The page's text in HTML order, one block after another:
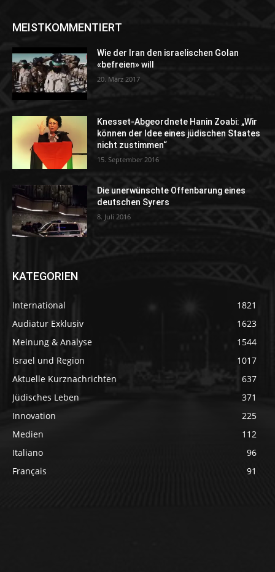
MEISTKOMMENTIERT
Wie der Iran den israelischen Golan
«befreien» will
20. März 2017
Knesset-Abgeordnete Hanin Zoabi: „Wir
können der Idee eines jüdischen Staates
nicht zustimmen“
15. September 2016
Die unerwünschte Offenbarung eines
deutschen Syrers
8. Juli 2016
KATEGORIEN
International
1821
Audiatur Exklusiv
1623
Meinung & Analyse
1544
Israel und Region
1017
Aktuelle Kurznachrichten
637
Jüdisches Leben
371
Innovation
225
Medien
112
Italiano
96
Français
91